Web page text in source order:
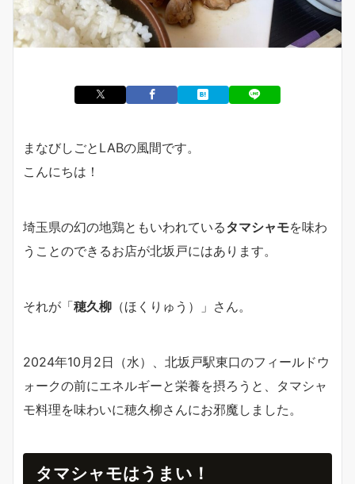
まなびしごとLABの風間です。
こんにちは！
埼玉県の幻の地鶏ともいわれているタマシャモを味わ
うことのできるお店が北坂戸にはあります。
それが「穂久柳 （ほくりゅう）」さん。
2024年10月2日（水）、北坂戸駅東口のフィールドウ
ォークの前にエネルギーと栄養を摂ろうと、タマシャ
モ料理を味わいに穂久柳さんにお邪魔しました。
タマシャモはうまい！